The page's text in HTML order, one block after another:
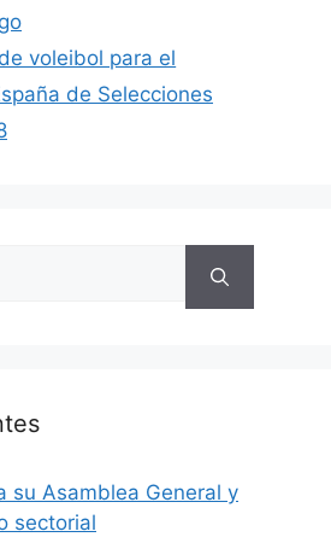
voleibol para el
de Selecciones
su Asamblea General y
sectorial